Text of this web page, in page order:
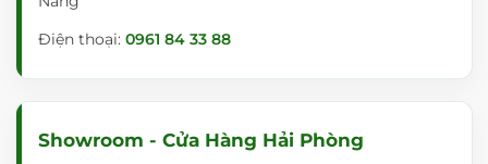
Điện thoại: 0961 84 33 88
Showroom - Cửa Hàng Hải Phòng